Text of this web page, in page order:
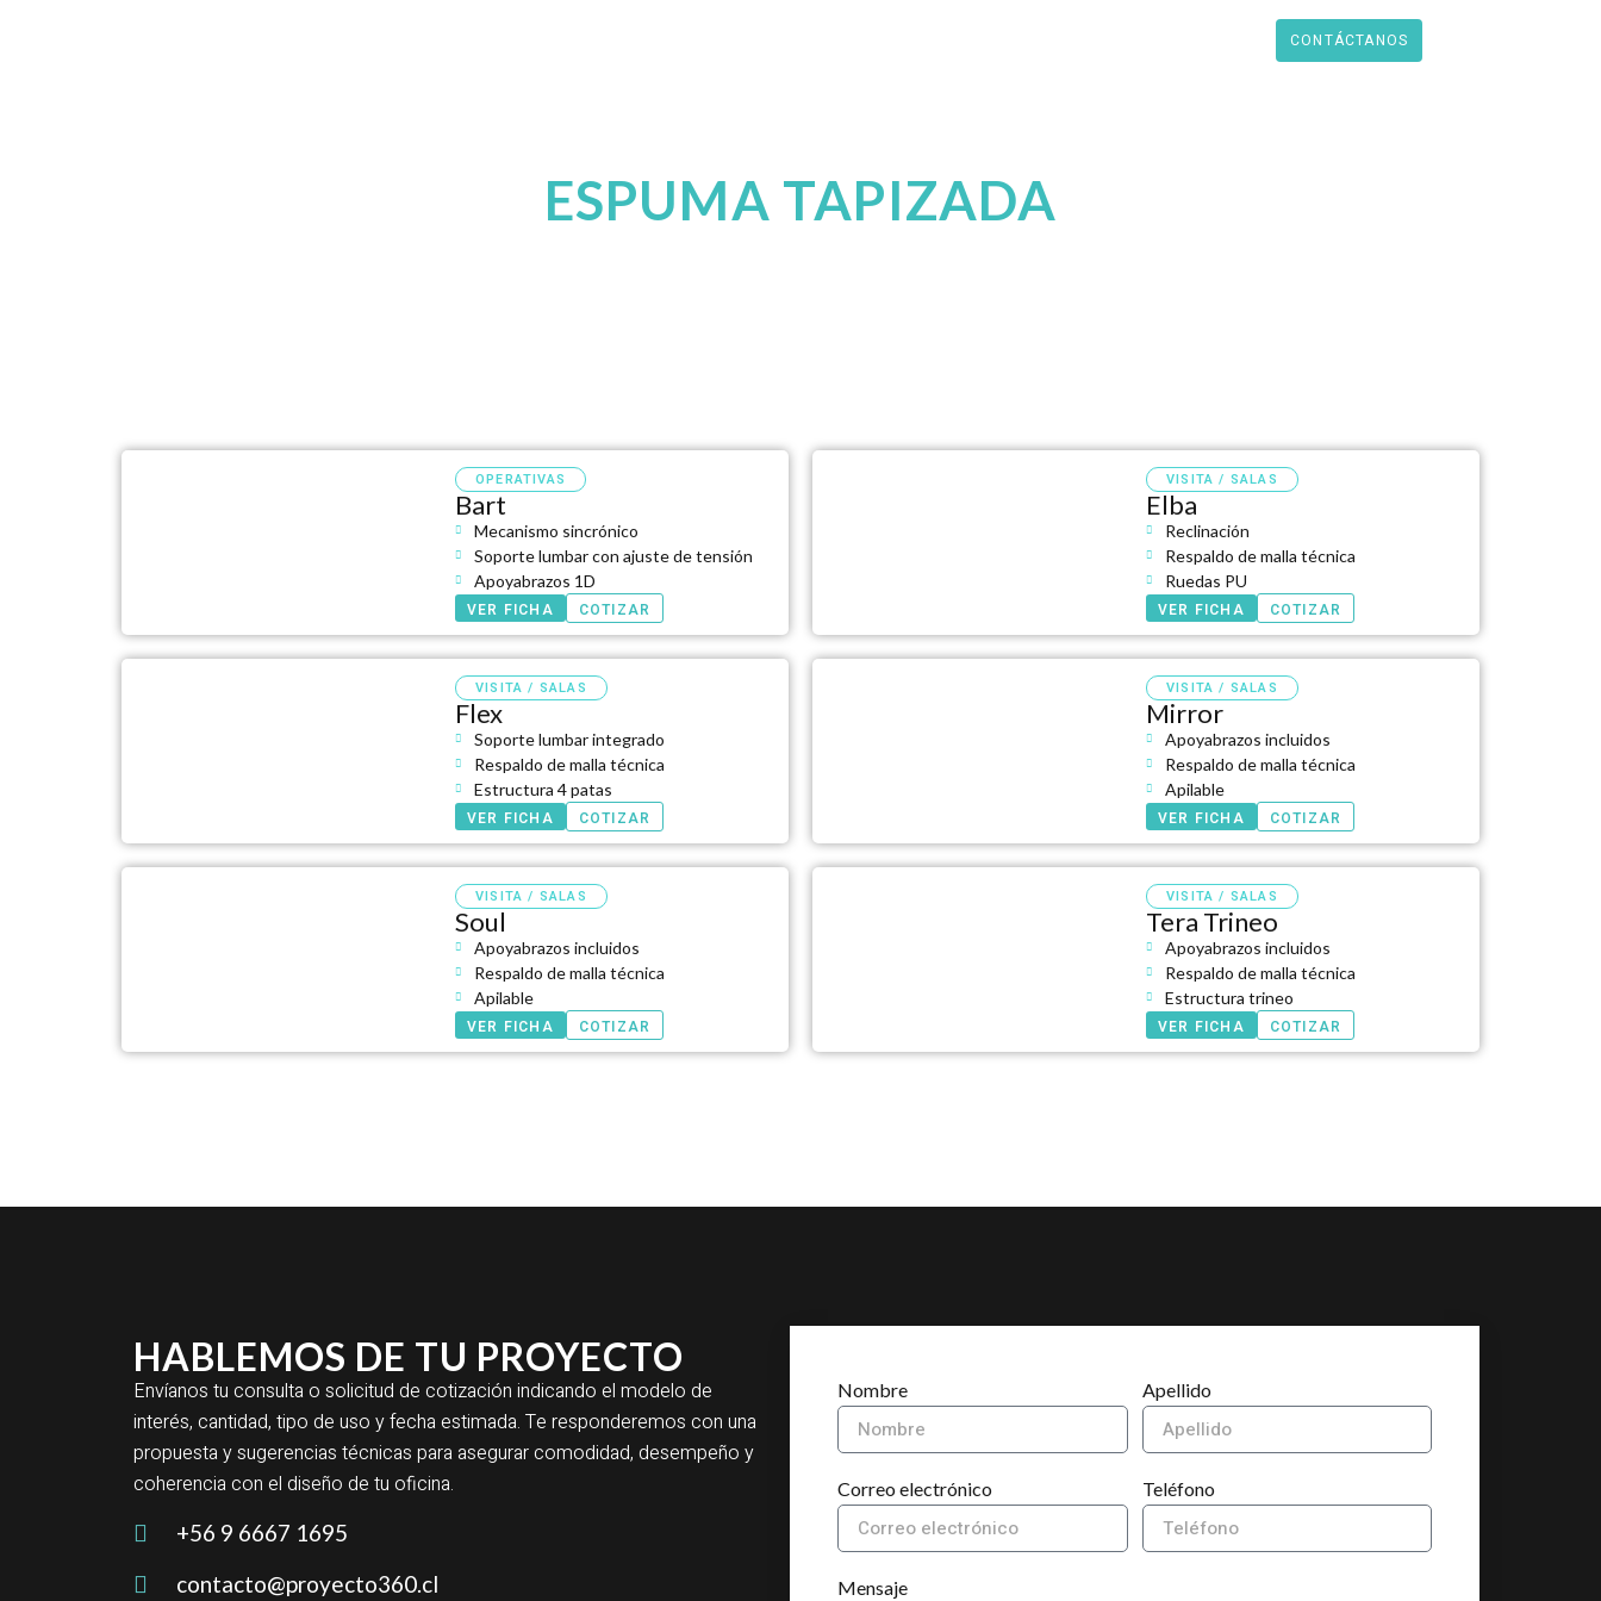
CONTÁCTANOS
ESPUMA TAPIZADA
OPERATIVAS
Bart
Mecanismo sincrónico
Soporte lumbar con ajuste de tensión
Apoyabrazos 1D
VER FICHA COTIZAR
VISITA / SALAS
Elba
Reclinación
Respaldo de malla técnica
Ruedas PU
VER FICHA COTIZAR
VISITA / SALAS
Flex
Soporte lumbar integrado
Respaldo de malla técnica
Estructura 4 patas
VER FICHA COTIZAR
VISITA / SALAS
Mirror
Apoyabrazos incluidos
Respaldo de malla técnica
Apilable
VER FICHA COTIZAR
VISITA / SALAS
Soul
Apoyabrazos incluidos
Respaldo de malla técnica
Apilable
VER FICHA COTIZAR
VISITA / SALAS
Tera Trineo
Apoyabrazos incluidos
Respaldo de malla técnica
Estructura trineo
VER FICHA COTIZAR
HABLEMOS DE TU PROYECTO
Envíanos tu consulta o solicitud de cotización indicando el modelo de
interés, cantidad, tipo de uso y fecha estimada. Te responderemos con una
propuesta y sugerencias técnicas para asegurar comodidad, desempeño y
coherencia con el diseño de tu oficina.
+56 9 6667 1695
contacto@proyecto360.cl
Nombre Apellido
Correo electrónico Teléfono
Mensaje